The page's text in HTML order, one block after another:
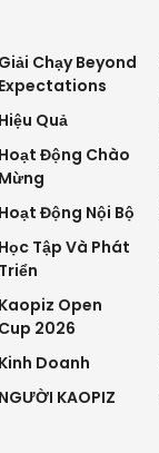
Giải Chạy Beyond
Expectations
Hiệu Quả
Hoạt Động Chào
Mừng
Hoạt Động Nội Bộ
Học Tập Và Phát
Triển
Kaopiz Open
Cup 2026
Kinh Doanh
NGƯỜI KAOPIZ